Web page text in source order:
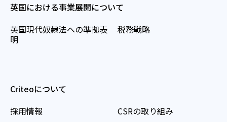
英国における事業展開について
英国現代奴隷法への準拠表
明
税務戦略
Criteoについて
採用情報
CSRの取り組み